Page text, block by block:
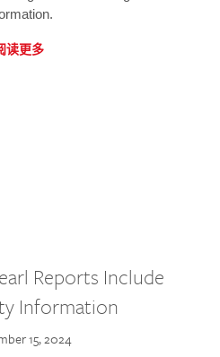
读更多
Reports Include
Information
15, 2024